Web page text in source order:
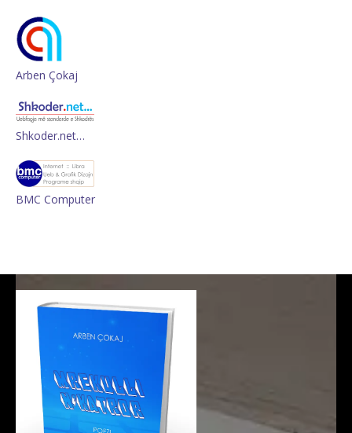
Arben Çokaj
Shkoder.net…
BMC Computer